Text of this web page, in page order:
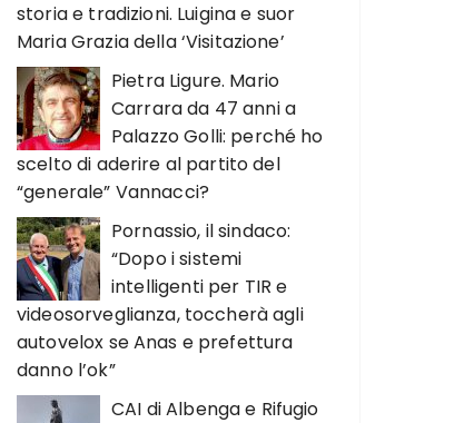
storia e tradizioni. Luigina e suor
Maria Grazia della ‘Visitazione’
Pietra Ligure. Mario
Carrara da 47 anni a
Palazzo Golli: perché ho
scelto di aderire al partito del
“generale” Vannacci?
Pornassio, il sindaco:
“Dopo i sistemi
intelligenti per TIR e
videosorveglianza, toccherà agli
autovelox se Anas e prefettura
danno l’ok”
CAI di Albenga e Rifugio